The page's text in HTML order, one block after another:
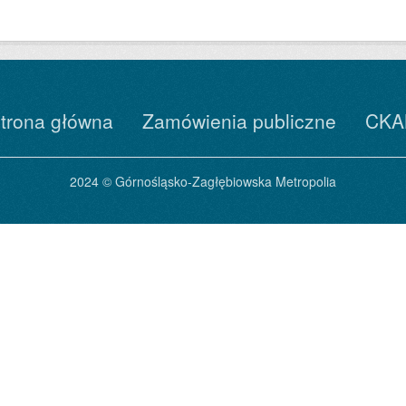
główna Zamówienia publiczne
2024 © Górnośląsko-Zagłębiowska Metropolia